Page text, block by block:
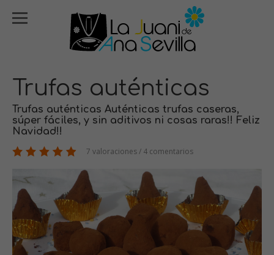
Trufas auténticas
Trufas auténticas Auténticas trufas caseras,
súper fáciles, y sin aditivos ni cosas raras!! Feliz
Navidad!!
7 valoraciones / 4 comentarios